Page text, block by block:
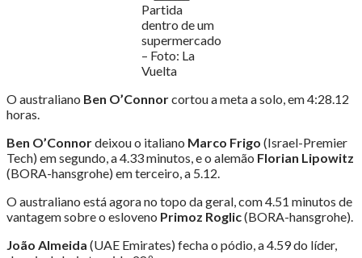
Partida
dentro de um
supermercado
– Foto: La
Vuelta
O australiano Ben O’Connorcortou a meta a solo, em 4:28.12
horas.
Ben O’Connordeixou o italiano Marco Frigo (Israel-Premier
Tech) em segundo, a 4.33 minutos, e o alemão Florian Lipowitz
(BORA-hansgrohe) em terceiro, a 5.12.
O australiano está agora no topo da geral, com 4.51 minutos de
vantagem sobre o esloveno Primoz Roglic(BORA-hansgrohe).
João Almeida (UAE Emirates) fecha o pódio, a 4.59 do líder,